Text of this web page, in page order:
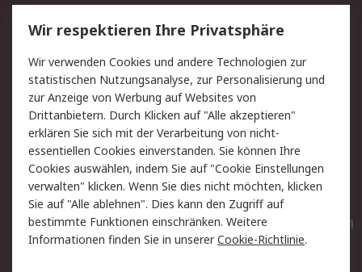
Service
Value Added Services
Lieferlösungen
Rücksendungen
Kontakt
Hilfe
Privatkunden
Rechtliches
AGB
Datenschutz
Cookie-Richtlinie
Zahlungsbedingungen
Copyright/Impressum
Entsorgung
Elektrogeräte/Batterien
Wir respektieren Ihre Privatsphäre
Wir verwenden Cookies und andere Technologien zur
statistischen Nutzungsanalyse, zur Personalisierung und
zur Anzeige von Werbung auf Websites von
Drittanbietern. Durch Klicken auf "Alle akzeptieren"
erklären Sie sich mit der Verarbeitung von nicht-
essentiellen Cookies einverstanden. Sie können Ihre
Cookies auswählen, indem Sie auf "Cookie Einstellungen
verwalten" klicken. Wenn Sie dies nicht möchten, klicken
Sie auf "Alle ablehnen". Dies kann den Zugriff auf
bestimmte Funktionen einschränken. Weitere
Informationen finden Sie in unsererCookie-Richtlinie.